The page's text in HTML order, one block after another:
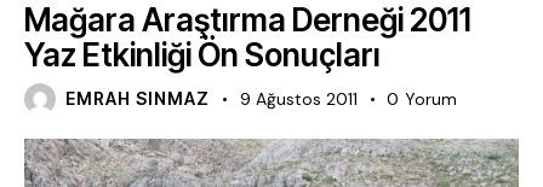
Mağara Araştırma Derneği 2011
Yaz Etkinliği Ön Sonuçları
EMRAH SINMAZ 9 Ağustos 2011 0 Yorum